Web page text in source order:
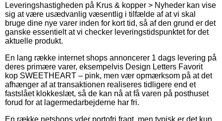
Leveringshastigheden på Krus & kopper > Nyheder kan vise
sig at være usædvanlig væsentlig i tilfælde af at vi skal
bruge dine nye varer inden for kort tid, så af den grund er det
ganske essentielt at vi checker leveringstidspunktet for det
aktuelle produkt.
En lang række internet shops annoncerer 1 dags levering på
deres primære varer, eksempelvis Design Letters Favorit
kop SWEETHEART – pink, men vær opmærksom på at det
afhænger af at transaktionen realiseres tidligere end et
fastslået klokkeslæt, så de kan nå at få varen på posthuset
forud for at lagermedarbejderne har fri.
En række netshops yder portofri fragt, men typisk er det kun